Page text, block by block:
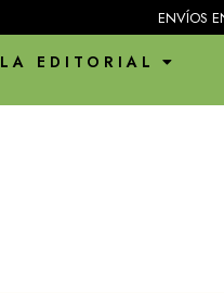
ENVÍOS
LA EDITORIAL